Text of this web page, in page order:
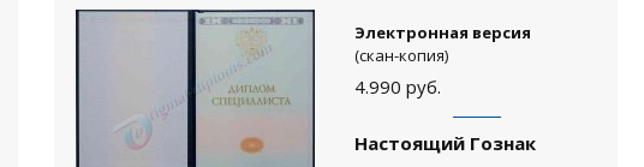
Электронная версия
(скан-копия)
4.990 руб.
Настоящий Гознак